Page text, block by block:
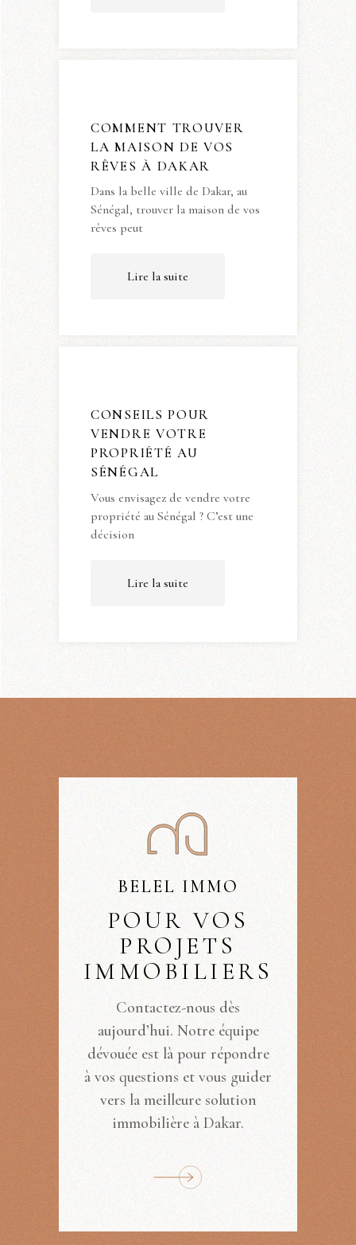
COMMENT TROUVER
LA MAISON DE VOS
RÊVES À DAKAR
Dans la belle ville de Dakar, au
Sénégal, trouver la maison de vos
rêves peut
Lire la suite
CONSEILS POUR
VENDRE VOTRE
PROPRIÉTÉ AU
SÉNÉGAL
Vous envisagez de vendre votre
propriété au Sénégal ? C’est une
décision
Lire la suite
BELEL IMMO
POUR VOS
PROJETS
IMMOBILIERS
Contactez-nous dès
aujourd’hui. Notre équipe
dévouée est là pour répondre
à vos questions et vous guider
vers la meilleure solution
immobilière à Dakar.